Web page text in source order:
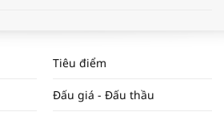
NAM NĂM 2024 VÀ NĂM 2025 | NHỊP
ĐẬP THỊ TRƯỜNG #62
Tiêu điểm
Đấu giá - Đấu thầu